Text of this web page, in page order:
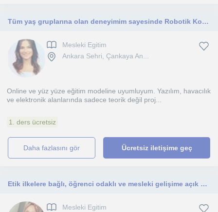
Tüm yaş gruplarına olan deneyimim sayesinde Robotik Kodlama, Yazılım gibi teknik konularda size yardımcı olmak isterim.
Mesleki Egitim
Ankara Sehri, Çankaya An...
Online ve yüz yüze eğitim modeline uyumluyum. Yazılım, havacılık
ve elektronik alanlarında sadece teorik değil proj...
1. ders ücretsiz
daha fazlasını gör Ücretsiz iletişime geç
Etik ilkelere bağlı, öğrenci odaklı ve mesleki gelişime açık bir yaklaşımı benimsemekteyim.
Mesleki Egitim